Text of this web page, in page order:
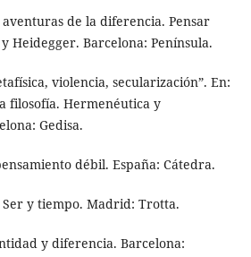
aventuras de la diferencia. Pensar
Heidegger. Barcelona: Península.
violencia, secularización”. En:
filosofía. Hermenéutica y
Gedisa.
débil. España: Cátedra.
y tiempo. Madrid: Trotta.
y diferencia. Barcelona: